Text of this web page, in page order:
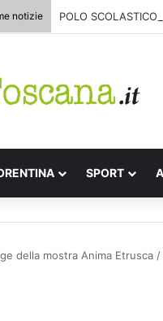
notizie POLO SCOLASTICO
SPORT
della mostra Anima Etrusca